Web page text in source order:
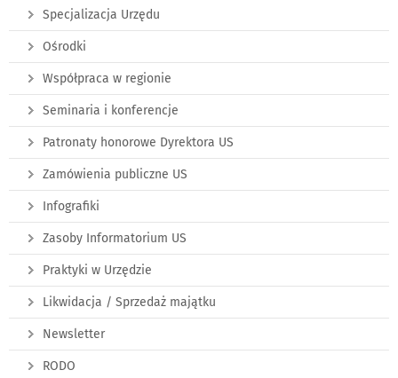
Specjalizacja Urzędu
Ośrodki
Współpraca w regionie
Seminaria i konferencje
Patronaty honorowe Dyrektora US
Zamówienia publiczne US
Infografiki
Zasoby Informatorium US
Praktyki w Urzędzie
Likwidacja / Sprzedaż majątku
Newsletter
RODO